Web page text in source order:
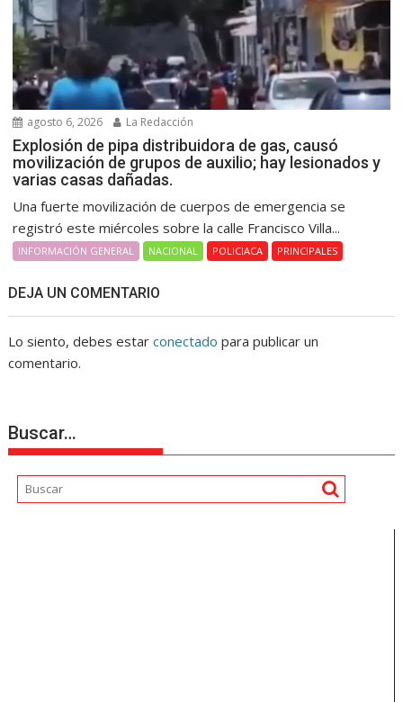
agosto 6, 2026 La Redacción
Explosión de pipa distribuidora de gas, causó
movilización de grupos de auxilio; hay lesionados y
varias casas dañadas.
Una fuerte movilización de cuerpos de emergencia se
registró este miércoles sobre la calle Francisco Villa...
INFORMACIÓN GENERAL NACIONAL POLICIACA PRINCIPALES
DEJA UN COMENTARIO
Lo siento, debes estarconectado para publicar un
comentario.
Buscar…